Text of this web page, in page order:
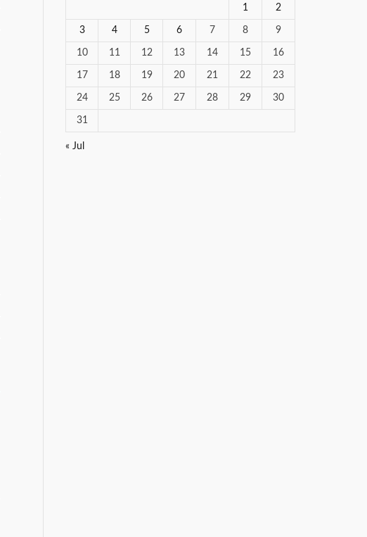
1 2
3 4 5 6 7 8 9
10 11 12 13 14 15 16
17 18 19 20 21 22 23
24 25 26 27 28 29 30
31
« Jul